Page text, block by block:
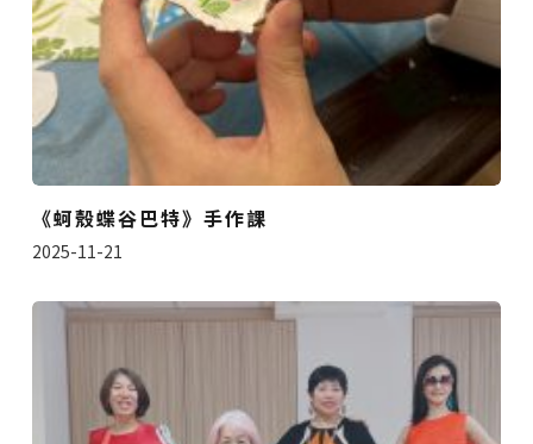
《蚵殼蝶谷巴特》手作課
2025-11-21